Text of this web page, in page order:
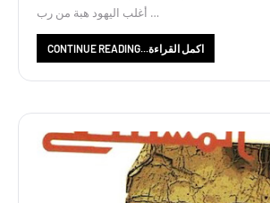
أغلب اليهود هبة من رب …
CONTINUE READING...اكمل القراءة